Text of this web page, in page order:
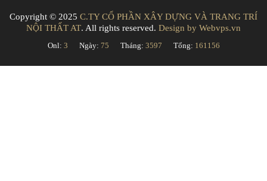
Copyright © 2025 C.TY CỔ PHẦN XÂY DỰNG VÀ TRANG TRÍ
NỘI THẤT AT. All rights reserved. Design by Webvps.vn
Onl: 3 Ngày: 75 Tháng: 3597 Tổng: 161156